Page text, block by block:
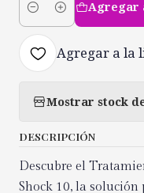
Cantidad
Agregar
Agregar a la
Mostrar stock
DESCRIPCIÓN
Descubre el
Shock 10, la solución